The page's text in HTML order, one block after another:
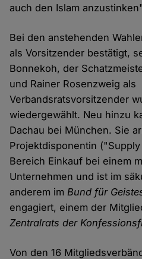
auch den Islam
Bei den anstehenden
als Vorsitzender bestätigt,
Bonnekoh, der
und Rainer Rosenzweig als
Verbandsratsvorsitzender
wiedergewählt. Neu hinzu
Dachau bei München. Sie
Projektdisponentin
Bereich Einkauf bei einem
Unternehmen und ist im
anderem imBund für
engagiert, einem der
Zentralrats der
Von den 16